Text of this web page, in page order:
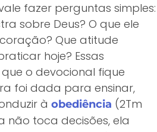
fazer perguntas simples:
sobre Deus? O que ele
Que atitude
hoje? Essas
o devocional fique
foi dada para ensinar,
à obediência (2Tm
não toca decisões, ela